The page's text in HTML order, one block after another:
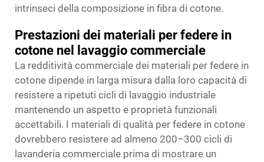
intrinseci della composizione in fibra di cotone.
Prestazioni dei materiali per federe in
cotone nel lavaggio commerciale
La redditività commerciale dei materiali per federe in
cotone dipende in larga misura dalla loro capacità di
resistere a ripetuti cicli di lavaggio industriale
mantenendo un aspetto e proprietà funzionali
accettabili. I materiali di qualità per federe in cotone
dovrebbero resistere ad almeno 200–300 cicli di
lavanderia commerciale prima di mostrare un